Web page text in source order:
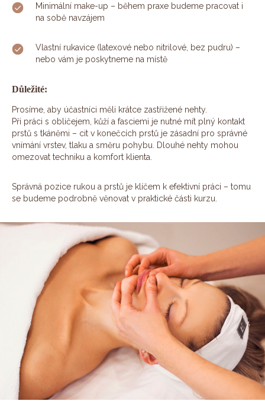
Minimální make-up – během praxe budeme pracovat i
na sobě navzájem
Vlastní rukavice (latexové nebo nitrilové, bez pudru) –
nebo vám je poskytneme na místě
Důležité:
Prosíme, aby účastníci měli krátce zastřižené nehty.
Při práci s obličejem, kůží a fasciemi je nutné mít plný kontakt
prstů s tkáněmi – cit v konečcích prstů je zásadní pro správné
vnímání vrstev, tlaku a směru pohybu. Dlouhé nehty mohou
omezovat techniku a komfort klienta.
Správná pozice rukou a prstů je klíčem k efektivní práci – tomu
se budeme podrobně věnovat v praktické části kurzu.